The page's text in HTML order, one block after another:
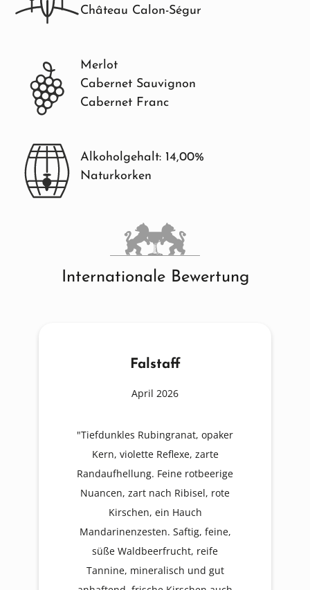
Château Calon-Ségur
Merlot
Cabernet Sauvignon
Cabernet Franc
Alkoholgehalt: 14,00%
Naturkorken
Internationale Bewertung
Falstaff
April 2026
"Tiefdunkles Rubingranat, opaker
Kern, violette Reflexe, zarte
Randaufhellung. Feine rotbeerige
Nuancen, zart nach Ribisel, rote
Kirschen, ein Hauch
Mandarinenzesten. Saftig, feine,
süße Waldbeerfrucht, reife
Tannine, mineralisch und gut